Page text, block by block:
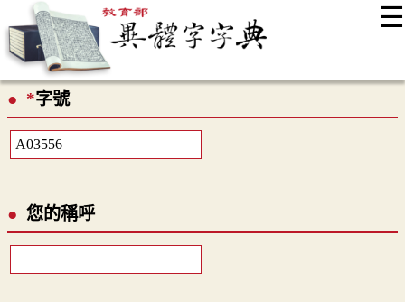
☰
最新消息
*字號
您的稱呼